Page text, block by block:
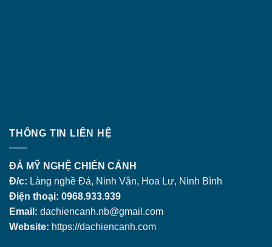
THÔNG TIN LIÊN HỆ
ĐÁ MỸ NGHỆ CHIẾN CẢNH
Đ/c: Làng nghề Đá, Ninh Vân, Hoa Lư, Ninh Bình
Điện thoại: 0968.933.939
Email: dachiencanh.nb@gmail.com
Website: https://dachiencanh.com